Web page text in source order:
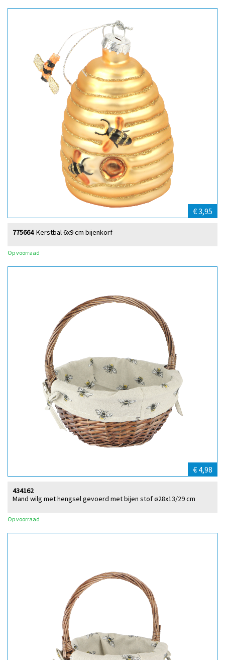
€ 3,95
Kerstbal 6x9 cm bijenkorf
775664
Op voorraad
€ 4,98
Mand wilg met hengsel gevoerd met bijen stof ø28x13/29 cm
434162
Op voorraad